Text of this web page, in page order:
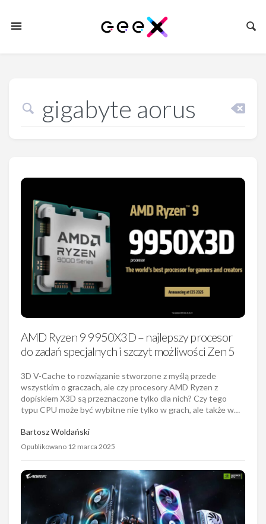
AMD Ryzen 9 9950X3D – najlepszy procesor
do zadań specjalnych i szczyt możliwości Zen 5
3D V-Cache to rozwiązanie stworzone z myślą przede
wszystkim o graczach, ale czy procesory AMD Ryzen z
dopiskiem X3D są przeznaczone tylko dla nich? Czy tego
typu CPU może być wybitne nie tylko w grach, ale także w…
Bartosz Woldański
Opublikowano 12 marca 2025